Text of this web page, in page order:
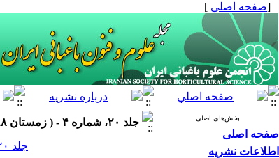
[صفحه اصلی ]
بخش‌های اصلی
صفحه اصلی
اطلاعات نشریه
جلد ۲۰، شماره ۴ - ( زمستان ۱۳۹۸ )
جلد ۲۰ شماره ۴ صفحات ۴۳۴-۴۲۳